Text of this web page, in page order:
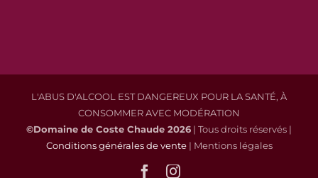
L'ABUS D'ALCOOL EST DANGEREUX POUR LA SANTÉ, À
CONSOMMER AVEC MODÉRATION
©Domaine de Coste Chaude 2026 | Tous droits réservés |
Conditions générales de vente| Mentions légales
FacebookInstagram